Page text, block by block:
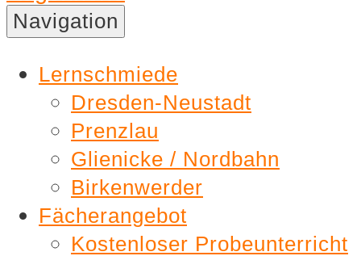
Nachhilfe
Lernschmiede
Navigation
Lernschmiede
Dresden-Neustadt
Prenzlau
Glienicke / Nordbahn
Birkenwerder
Fächerangebot
Kostenloser Probeunterricht